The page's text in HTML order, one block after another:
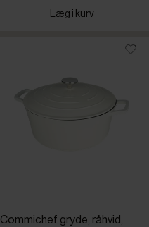
Læg i kurv
Commichef gryde, råhvid,